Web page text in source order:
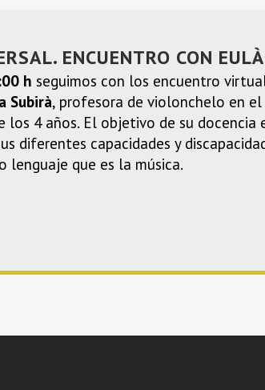
ENCUENTRO CON
h seguimos con los encuentro
Subirà, profesora de violonchelo en
los 4 años. El objetivo de su
diferentes capacidades y
lenguaje que es la música.